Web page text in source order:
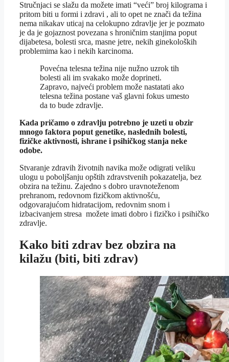
Stručnjaci se slažu da možete imati “veći” broj kilograma i
pritom biti u formi i zdravi , ali to opet ne znači da težina
nema nikakav uticaj na celokupno zdravlje jer je pozmato
je da je gojaznost povezana s hroničnim stanjima poput
dijabetesa, bolesti srca, masne jetre, nekih ginekoloških
problemima kao i nekih karcinoma.
Povećna telesna težina nije nužno uzrok tih
bolesti ali im svakako može doprineti.
Zapravo, najveći problem može nastatati ako
telesna težina postane vaš glavni fokus umesto
da to bude zdravlje.
Kada pričamo o zdravlju potrebno je uzeti u obzir
mnogo faktora poput genetike, naslednih bolesti,
fizičke aktivnosti, ishrane i psihičkog stanja neke
odobe.
Stvaranje zdravih životnih navika može odigrati veliku
ulogu u poboljšanju opštih zdravstvenih pokazatelja, bez
obzira na težinu. Zajedno s dobro uravnoteženom
prehranom, redovnom fizičkom aktivnošću,
odgovarajućom hidratacijom, redovnim snom i
izbacivanjem stresa možete imati dobro i fizičko i psihičko
zdravlje.
Kako biti zdrav bez obzira na
kilažu (biti, biti zdrav)